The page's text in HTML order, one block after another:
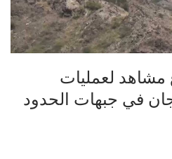
مشاهد لعمليات
في جبهات الحدود